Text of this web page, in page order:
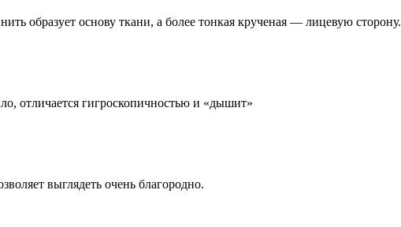
образует основу ткани, а более тонкая крученая — лицевую сторону.
отличается гигроскопичностью и «дышит»
выглядеть очень благородно.